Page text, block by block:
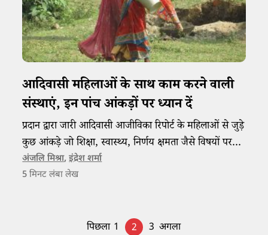
आदिवासी महिलाओं के साथ काम करने वाली
संस्थाएं, इन पांच आंकड़ों पर ध्यान दें
प्रदान द्वारा जारी आदिवासी आजीविका रिपोर्ट के महिलाओं से जुड़े
कुछ आंकड़े जो शिक्षा, स्वास्थ्य, निर्णय क्षमता जैसे विषयों पर
उनकी स्थिति का पता देते हैं।
अंजलि मिश्रा,इंद्रेश शर्मा
5 मिनट लंबा लेख
पिछला 1 2 3 अगला